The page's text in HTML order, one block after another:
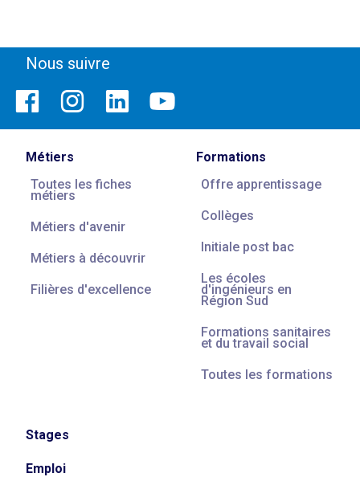
Nous suivre
Métiers
Toutes les fiches
métiers
Métiers d'avenir
Métiers à découvrir
Filières d'excellence
Formations
Offre apprentissage
Collèges
Initiale post bac
Les écoles
d'ingénieurs en
Région Sud
Formations sanitaires
et du travail social
Toutes les formations
Stages
Emploi